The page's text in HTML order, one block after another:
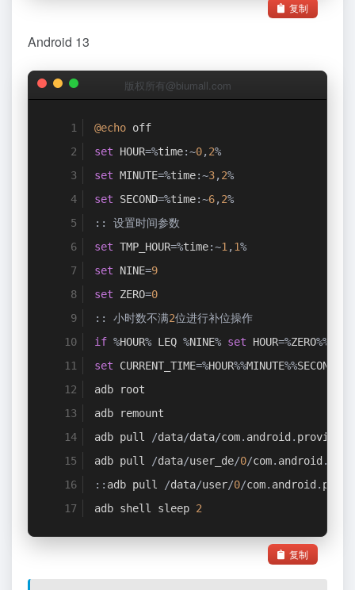
复制
Android 13
版权所有@biumall.com
@echo off
set HOUR=%time:~0,2%
set MINUTE=%time:~3,2%
set SECOND=%time:~6,2%
::
设置时间参数
set TMP_HOUR=%time:~1 ,1%
set NINE=9
set ZERO=0
::
小时数不满2位进行补位操作
if %HOUR% LEQ %NINE% set HOUR=%ZERO%%
set CURRENT_TIME=%HOUR%%MINUTE%%SECOND
adb root
adb remount
adb pull
/data/data/com. android . providers
adb pull
/data/user_de/0/com. android .
:: adb pull /data/user/0/com. android .
adb shell sleep 2
复制